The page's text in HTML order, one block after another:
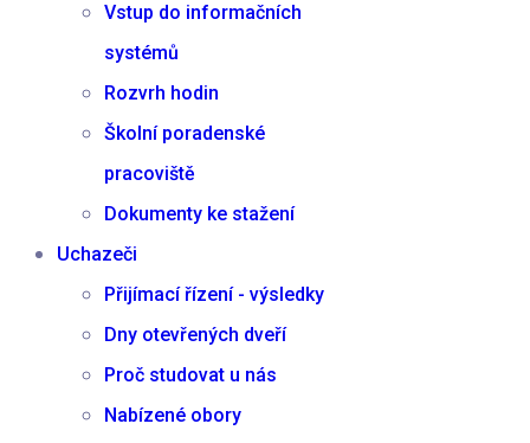
Vstup do informačních
systémů
Rozvrh hodin
Školní poradenské
pracoviště
Dokumenty ke stažení
Uchazeči
Přijímací řízení - výsledky
Dny otevřených dveří
Proč studovat u nás
Nabízené obory